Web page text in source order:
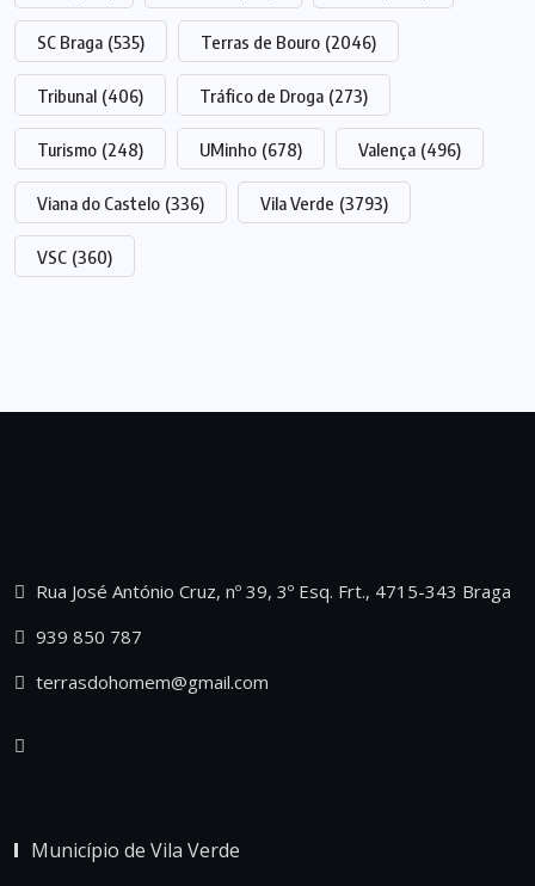
SC Braga (535) Terras de Bouro (2046)
Tribunal (406) Tráfico de Droga (273)
Turismo (248) UMinho (678) Valença (496)
Viana do Castelo (336) Vila Verde (3793)
VSC (360)
Rua José António Cruz, nº 39, 3º Esq. Frt., 4715-343 Braga
939 850 787
terrasdohomem@gmail.com
Município de Vila Verde